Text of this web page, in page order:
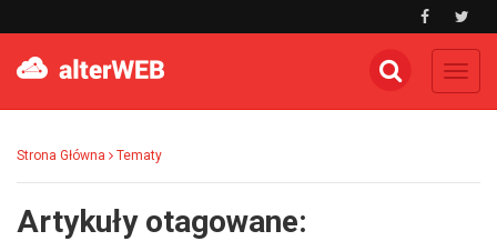
Strona Główna Tematy
Artykuły otagowane: